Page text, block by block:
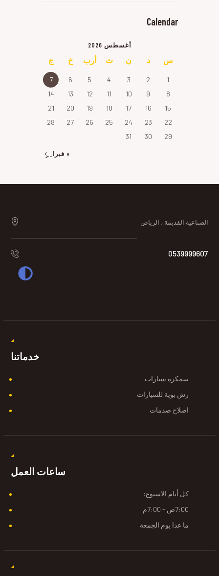
Calendar
أغسطس 2026
س د ن ث أرب خ ج
1
2
3
4
5
6
7
8
9
10
11
12
13
14
15
16
17
18
19
20
21
22
23
24
25
26
27
28
29
30
31
« فبراير
الصناعية القديمة ، الرياض
0539999607
خدماتنا
سمكرة سيارات
رش بوية للسيارات
اصلاح صدمات
ساعات العمل
كل أيام الاسبوع:
7:00ص - 7:00م
ما عدا يوم الجمعة